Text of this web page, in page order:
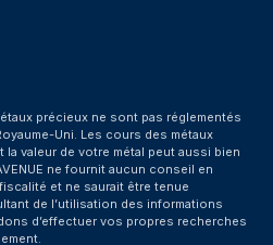
précieux ne sont pas réglementés
Uni. Les cours des métaux
valeur de votre métal peut aussi bien
ne fournit aucun conseil en
et ne saurait être tenue
de l’utilisation des informations
d’effectuer vos propres recherches